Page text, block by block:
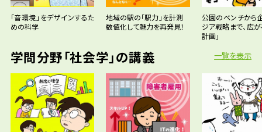
「音環境」をデザインするた
めの科学
地域の駅の「駅力」を計測
数値化して魅力を再発見！
公園のベンチから
ジア戦略まで、広が
計画」
学問分野「社会学」の講義 一覧を表示